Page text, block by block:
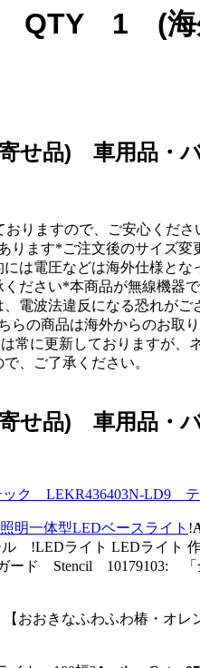
1 (海
品) 車用品・バ
おりますので、ご安心くだ
ます*ご注文後のサイズ
は電圧などは海外仕様と
ださい*本商品が無線機器
電波法違反になる恐れが
の商品は海外からのお取
常に更新しておりますが、
、ご了承ください。
品) 車用品・バ
ック LEKR436403N-LD9
一体型LEDベースライト !
!LEDライト LEDライト
ガード Stencil 10179103:
おきなふわふわ椿・オ